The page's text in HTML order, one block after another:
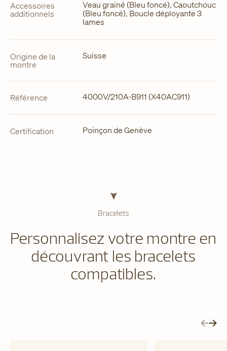
Accessoires
additionnels
Veau grainé (Bleu foncé), Caoutchouc
(Bleu foncé), Boucle déployante 3
lames
Origine de la
montre
Suisse
Référence 4000V/210A-B911 (X40AC911)
Certification Poinçon de Genève
Bracelets
Personnalisez votre montre en
découvrant les bracelets
compatibles.